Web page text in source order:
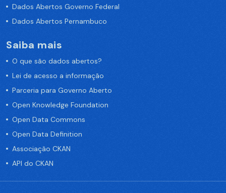
Dados Abertos Governo Federal
Dados Abertos Pernambuco
Saiba mais
O que são dados abertos?
Lei de acesso a informação
Parceria para Governo Aberto
Open Knowledge Foundation
Open Data Commons
Open Data Definition
Associação CKAN
API do CKAN